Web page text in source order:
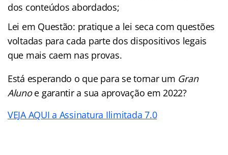
dos conteúdos abordados;
Lei em Questão: pratique a lei seca com questões
voltadas para cada parte dos dispositivos legais
que mais caem nas provas.
Está esperando o que para se tornar um Gran
Alunoe garantir a sua aprovação em 2022?
VEJA AQUI a Assinatura Ilimitada 7.0